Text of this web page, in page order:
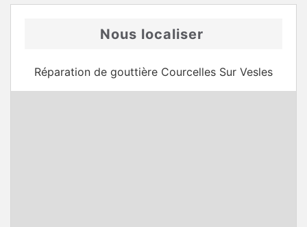
Nous localiser
Réparation de gouttière Courcelles Sur Vesles